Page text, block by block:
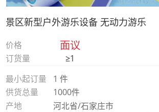
景区新型户外游乐设备 无动力游乐
价格 面议
订货量
≥1
最小起订量
1 件
供货总量
1000件
产地
河北省/石家庄市